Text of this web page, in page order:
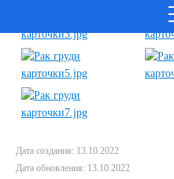
Дата создания: 13.10.2022
Дата обновления: 13.10.2022